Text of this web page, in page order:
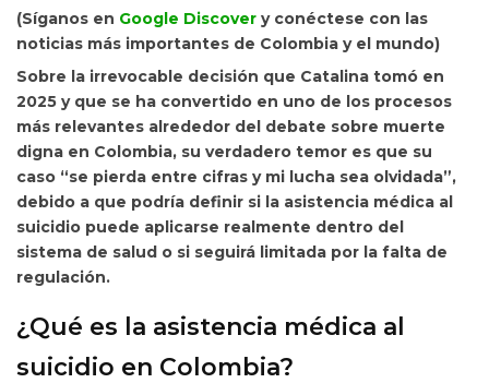
(Síganos en Google Discover y conéctese con las
noticias más importantes de Colombia y el mundo)
Sobre la irrevocable decisión que Catalina tomó en
2025 y que se ha convertido en uno de los procesos
más relevantes alrededor del debate sobre muerte
digna en Colombia, su verdadero temor es que su
caso “se pierda entre cifras y mi lucha sea olvidada”,
debido a que podría definir si la asistencia médica al
suicidio puede aplicarse realmente dentro del
sistema de salud o si seguirá limitada por la falta de
regulación.
¿Qué es la asistencia médica al
suicidio en Colombia?